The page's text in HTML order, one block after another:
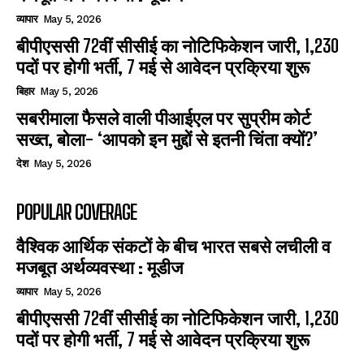
व्यापार May 5, 2026
बीपीएससी 72वीं सीसीई का नोटिफिकेशन जारी, 1,230
पदों पर होगी भर्ती, 7 मई से आवेदन प्रक्रिया शुरू
बिहार May 5, 2026
सबरीमाला फैसले वाली पीआईएल पर सुप्रीम कोर्ट
सख्त, बोला- ‘आपको इन मुद्दों से इतनी चिंता क्यों?’
देश May 5, 2026
POPULAR COVERAGE
वैश्विक आर्थिक संकटों के बीच भारत सबसे लचीली व
मजबूत अर्थव्यवस्था : मूडीज
व्यापार May 5, 2026
बीपीएससी 72वीं सीसीई का नोटिफिकेशन जारी, 1,230
पदों पर होगी भर्ती, 7 मई से आवेदन प्रक्रिया शुरू